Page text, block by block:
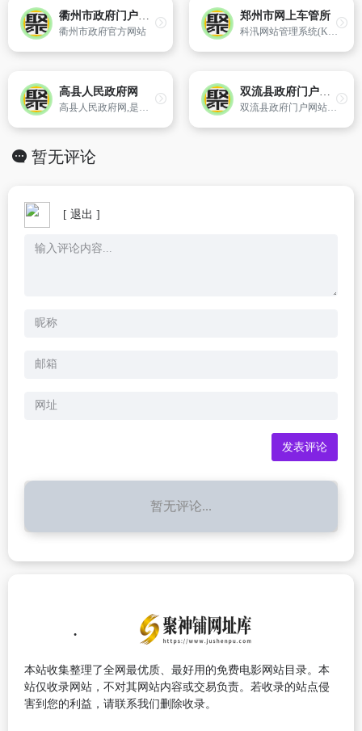
衢州市政府门户网站
衢州市政府官方网站
郑州市网上车管所
科汛网站管理系统(KesionCMS)是由漳州科兴信息技术有限公司基于ASP Access/MSSQL技术开发的网站管理系统,是经过多年的经验积累,完善设计、精心打造的适用于各种服务器环境的安全、稳定、快速、强大、高效、易用、优秀的网站建设解决方案。采用人性化的Windows操作方式开发,运行速度快,服务器资源占用更少；无
高县人民政府网
高县人民政府网,是高县政府在互联网上建立的政府综合门户网站,是高县县和市政府各部门在互联网上发布权威政府信息和提供在线服务的总平台。以“公开、服务、办事”为目标,以宣传党和政府的方针政策、展示高县形象、发布政府信息、推行政务公开、提供便民服务和拓展网上办事为主要内容。
双流县政府门户网站
双流县政府门户网站面向社会公开双流县的新动态和各类政务信息；提供与公众密切相关的各类便民信息,实现在线办理业务；公开双流县的招商引资、企业信息,提供网上办理业务的服务；介绍双流县的旅游资源,展示双流县的风采。
暂无评论
[ 退出 ]
暂无评论...
本站收集整理了全网最优质、最好用的免费电影网站目录。本
站仅收录网站，不对其网站内容或交易负责。若收录的站点侵
害到您的利益，请联系我们删除收录。